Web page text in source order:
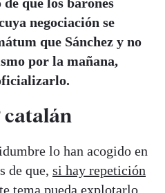
negociación se
que Sánchez y no
por la mañana,
catalán
lo han acogido en
de que, si hay repetición
tema pueda explotarlo